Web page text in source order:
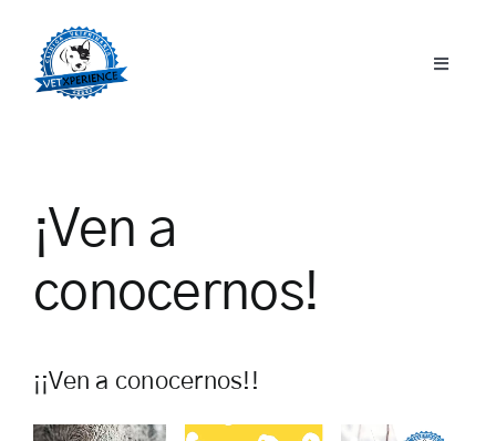
contenido
Toggle
Inicio
Consejos
Contacto
¡Ven a
conocernos!
¡¡Ven a conocernos!!